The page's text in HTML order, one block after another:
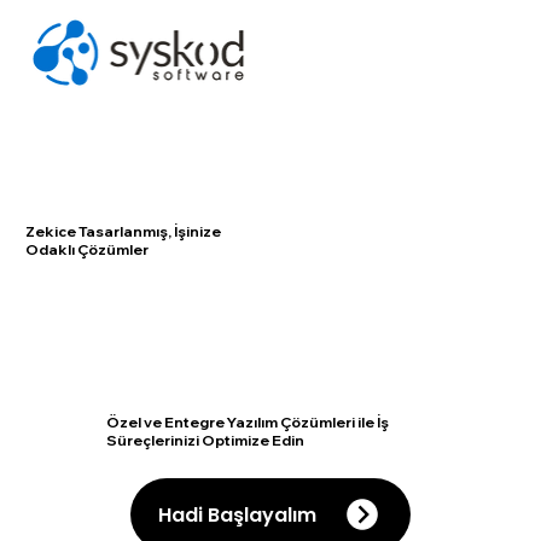
Zekice Tasarlanmış, İşinize
Odaklı Çözümler
Hadi Başlayalım
Özel ve Entegre Yazılım Çözümleri ile İş
Süreçlerinizi Optimize Edin